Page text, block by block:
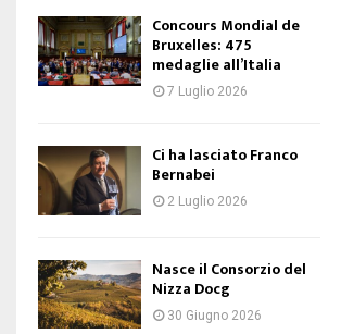
Concours Mondial de
Bruxelles: 475
medaglie all’Italia
7 Luglio 2026
Ci ha lasciato Franco
Bernabei
2 Luglio 2026
Nasce il Consorzio del
Nizza Docg
30 Giugno 2026